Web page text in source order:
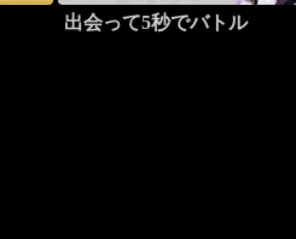
出会って5秒でバトル